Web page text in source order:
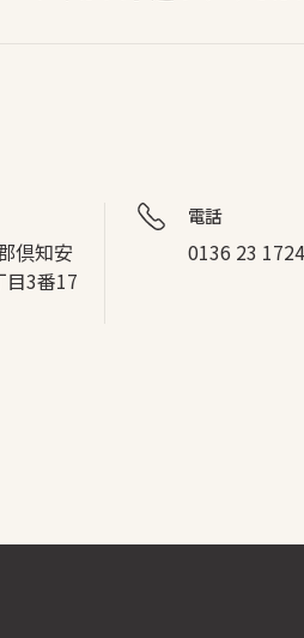
倶知安
目3番17
電話
0136 23 1724